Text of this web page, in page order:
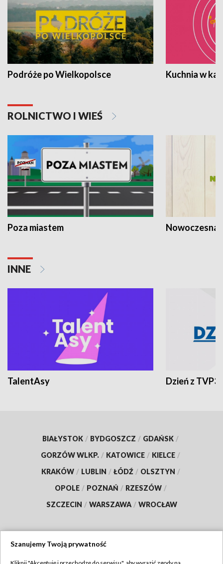
Podróże po Wielkopolsce Kuchnia w
ROLNICTWO I WIEŚ
Poza miastem Nowoczesna
INNE
TalentAsy Dzień z TVP3
BIAŁYSTOK / BYDGOSZCZ / GDAŃSK /
GORZÓW WLKP. / KATOWICE / KIELCE /
KRAKÓW / LUBLIN / ŁÓDŹ / OLSZTYN /
OPOLE / POZNAŃ / RZESZÓW /
SZCZECIN / WARSZAWA / WROCŁAW
Szanujemy Twoją prywatność